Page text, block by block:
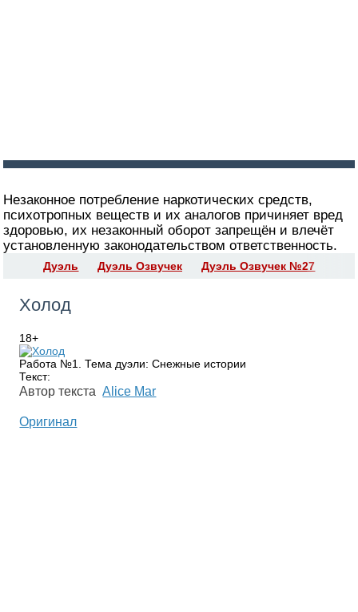
Незаконное потребление наркотических средств,
психотропных веществ и их аналогов причиняет вред
здоровью, их незаконный оборот запрещён и влечёт
установленную законодательством ответственность.
Дуэль Дуэль Озвучек Дуэль Озвучек №27
Холод
18+
Работа №1. Тема дуэли: Снежные истории
Текст:
Автор текстаAlice Mar
Оригинал